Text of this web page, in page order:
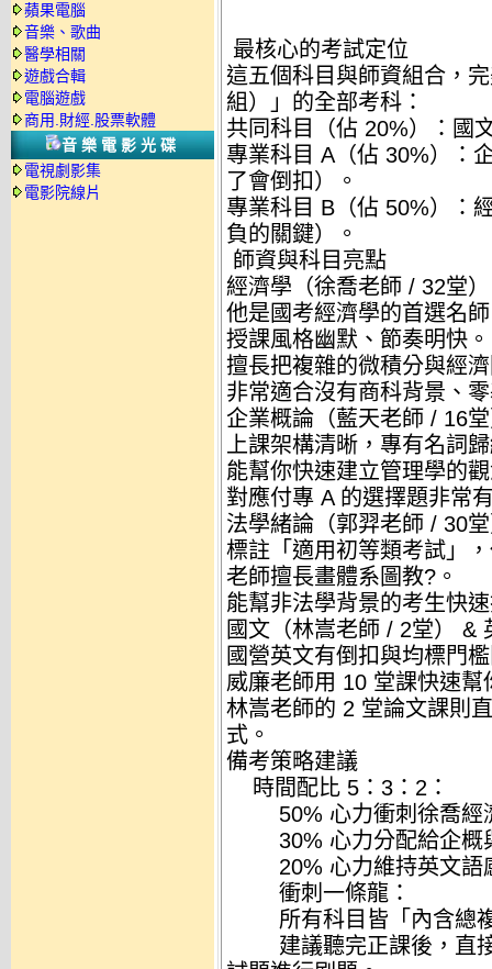
蘋果電腦
音樂、歌曲
醫學相關
遊戲合輯
電腦遊戲
商用.財經.股票軟體
音樂電影光碟
電視劇影集
電影院線片
最核心的考試定位
這五個科目與師資組合，
組）」的全部考科：
共同科目（佔 20%）：國
專業科目 A（佔 30%）：
了會倒扣）。
專業科目 B（佔 50%）：
負的關鍵）。
師資與科目亮點
經濟學（徐喬老師 / 32堂
他是國考經濟學的首選名
授課風格幽默、節奏明快。
擅長把複雜的微積分與經
非常適合沒有商科背景、
企業概論（藍天老師 / 16
上課架構清晰，專有名詞
能幫你快速建立管理學的
對應付專 A 的選擇題非常
法學緒論（郭羿老師 / 30
標註「適用初等類考試」
老師擅長畫體系圖教?。
能幫非法學背景的考生快
國文（林嵩老師 / 2堂） &
國營英文有倒扣與均標門
威廉老師用 10 堂課快速
林嵩老師的 2 堂論文課則
式。
備考策略建議
時間配比 5：3：2：
50% 心力衝刺徐喬經濟
30% 心力分配給企概
20% 心力維持英文語
衝刺一條龍：
所有科目皆「內含總
建議聽完正課後，直接